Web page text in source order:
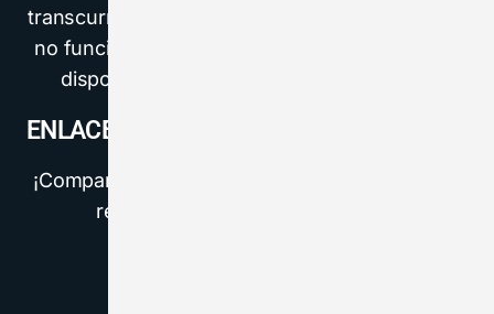
transcurrido desde su publicación), los enlaces
no funcionen y el material ya no se encuentre
disponible. Gracias por su comprensión.
ENLACE DE LECTURA:
¡Comparte y así más docentes utilizarán estos
recursos gratis! Muchas gracias.